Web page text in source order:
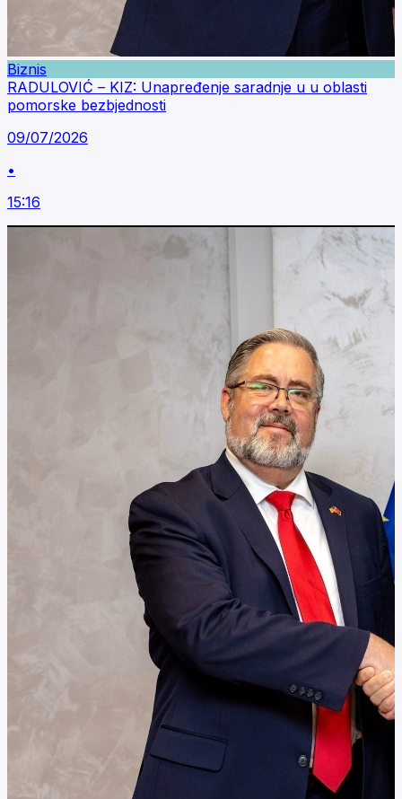
Biznis
RADULOVIĆ – KIZ: Unapređenje saradnje u u oblasti
pomorske bezbjednosti
09/07/2026
•
15:16